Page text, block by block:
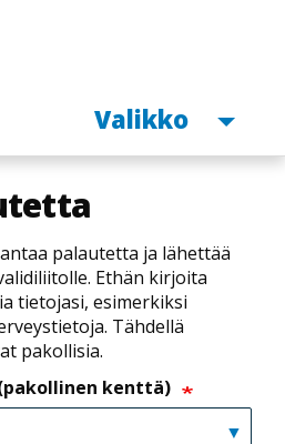
Avaa
Valikko
palautetta ja lähettää
Ethän kirjoita
tietojasi, esimerkiksi
Tähdellä
pakollisia.
kenttä)